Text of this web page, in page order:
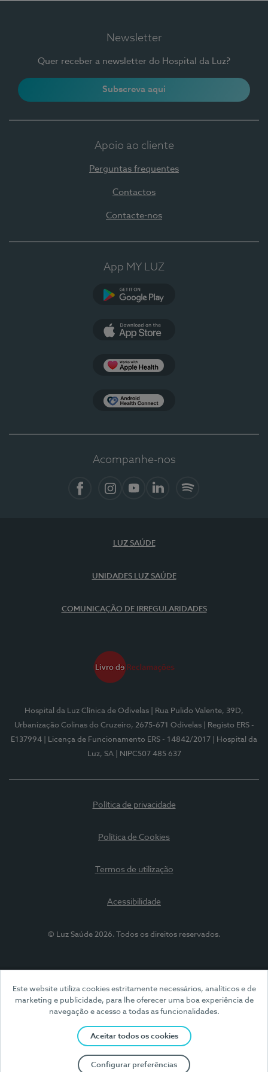
Este website utiliza cookies estritamente necessários, analíticos e de
marketing e publicidade, para lhe oferecer uma boa experiência de
navegação e acesso a todas as funcionalidades.
Aceitar todos os cookies
Configurar preferências
Newsletter
Quer receber a newsletter do Hospital da Luz?
Subscreva aqui
Apoio ao cliente
Perguntas frequentes
Contactos
Contacte-nos
App MY LUZ
Acompanhe-nos
LUZ SAÚDE
UNIDADES LUZ SAÚDE
COMUNICAÇÃO DE IRREGULARIDADES
Hospital da Luz Clínica de Odivelas
| Rua Pulido Valente, 39D,
Urbanização Colinas do Cruzeiro, 2675-671 Odivelas
| Registo ERS -
E137994
| Licença de Funcionamento ERS - 14842/2017
| Hospital da
Luz, SA
| NIPC507 485 637
Política de privacidade
Política de Cookies
Termos de utilização
Acessibilidade
© Luz Saúde 2026. Todos os direitos reservados.